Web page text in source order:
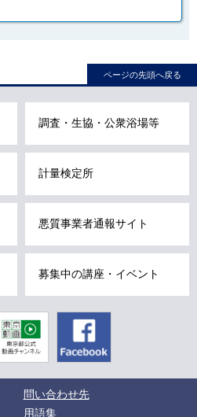
ページの先頭へ戻る
調査・生協・公衆浴場等
計量検定所
悪質事業者通報サイト
募集中の講座・イベント
東京動画
東京都公式
動画チャン
ネル
Facebook
問い合わせ先
用語集